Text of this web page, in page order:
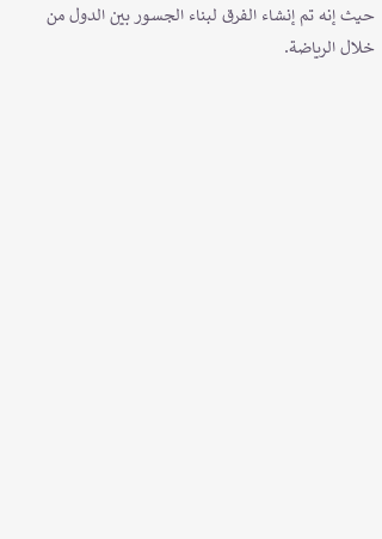
حيث إنه تم إنشاء الفرق لبناء الجسور بين الدول من
خلال الرياضة.